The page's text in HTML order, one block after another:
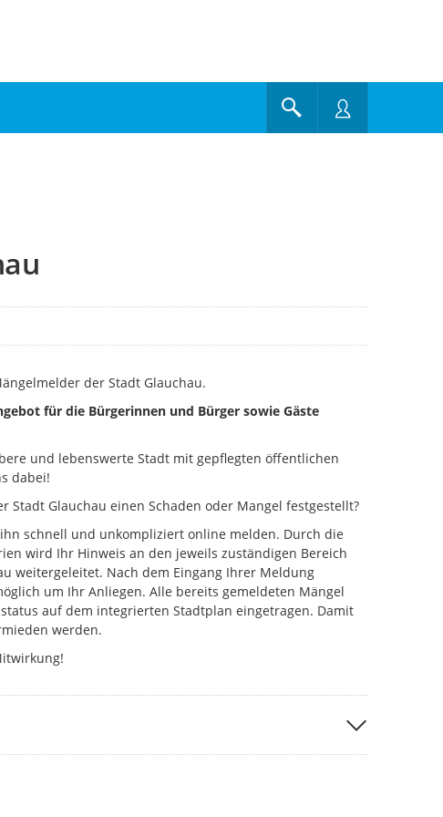
der Stadt Glauchau.
für die Bürgerinnen und Bürger sowie Gäste
und lebenswerte Stadt mit gepflegten öffentlichen
dabei!
Stadt Glauchau einen Schaden oder Mangel festgestellt?
schnell und unkompliziert online melden. Durch die
wird Ihr Hinweis an den jeweils zuständigen Bereich
weitergeleitet. Nach dem Eingang Ihrer Meldung
um Ihr Anliegen. Alle bereits gemeldeten Mängel
auf dem integrierten Stadtplan eingetragen. Damit
werden.